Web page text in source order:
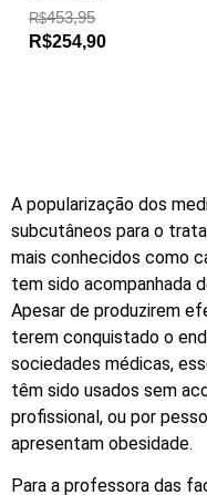
R$453,95
R$254,90
A popularização dos
subcutâneos para o
mais conhecidos como
tem sido acompanhada
Apesar de produzirem
terem conquistado o
sociedades médicas,
têm sido usados sem
profissional, ou por
apresentam obesidade.
Para a professora das